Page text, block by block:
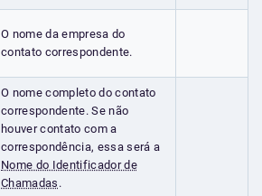
O nome da empresa do
contato correspondente.
O nome completo do contato
correspondente. Se não
houver contato com a
correspondência, essa será a
Nome do Identificador de
Chamadas .